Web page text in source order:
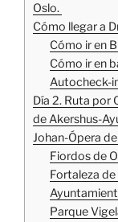
Oslo.
Cómo llegar a
Cómo ir en
Cómo ir en
Autocheck-
Día 2. Ruta por
de Akershus-
Johan-Ópera
Fiordos de
Fortaleza
Parque